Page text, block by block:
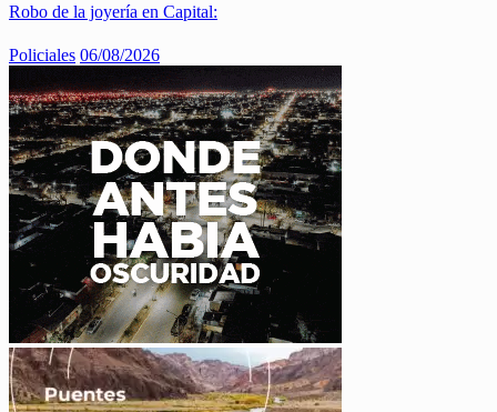
Robo de la joyería en Capital:
Policiales 06/08/2026